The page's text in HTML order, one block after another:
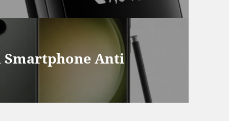
Smartphone Anti